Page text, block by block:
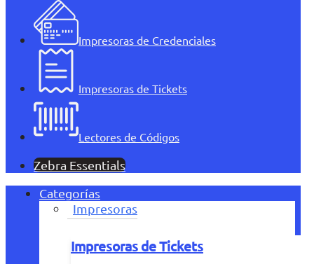
Impresoras de Credenciales
Impresoras de Tickets
Lectores de Códigos
Zebra Essentials
Categorías
Impresoras
Impresoras de Tickets